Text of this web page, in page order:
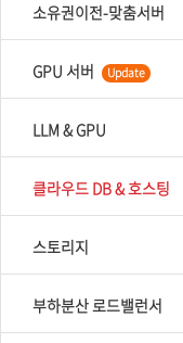
소유권이전-맞춤서버
GPU 서버 Update
LLM & GPU
클라우드 DB & 호스팅
스토리지
부하분산 로드밸런서